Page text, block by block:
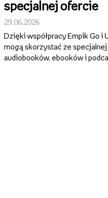
specjalnej ofercie
29.06.2026
Dzięki współpracy Empik Go i
mogą skorzystać ze
audiobooków, ebooków i